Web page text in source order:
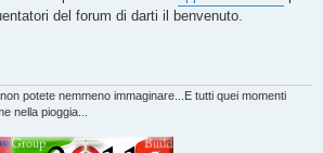
del forum di darti il benvenuto.
potete nemmeno immaginare...E tutti quei momenti
nella pioggia...